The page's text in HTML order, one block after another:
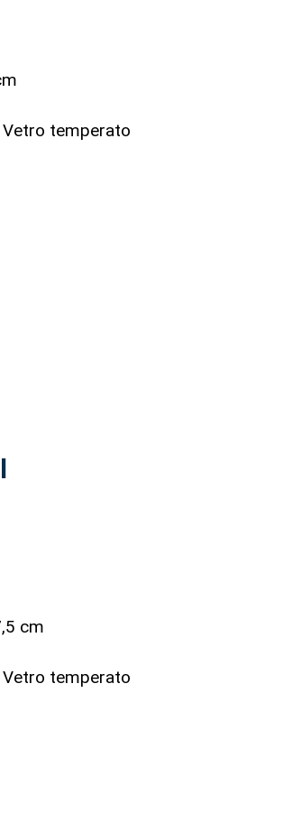
Vetro temperato
cm
Vetro temperato